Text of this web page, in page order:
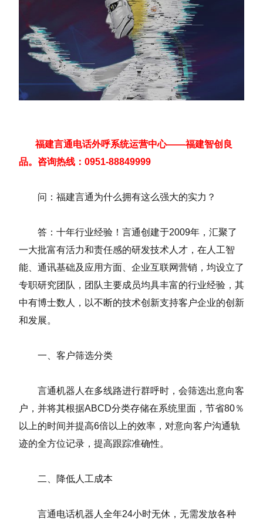
福建言通电话外呼系统运营中心——福建智创良
品。咨询热线：0951-88849999
问：福建言通为什么拥有这么强大的实力？
答：十年行业经验！言通创建于2009年，汇聚了
一大批富有活力和责任感的研发技术人才，在人工智
能、通讯基础及应用方面、企业互联网营销，均设立了
专职研究团队，团队主要成员均具丰富的行业经验，其
中有博士数人，以不断的技术创新支持客户企业的创新
和发展。
一、客户筛选分类
言通机器人在多线路进行群呼时，会筛选出意向客
户，并将其根据ABCD分类存储在系统里面，节省80％
以上的时间并提高6倍以上的效率，对意向客户沟通轨
迹的全方位记录，提高跟踪准确性。
二、降低人工成本
言通电话机器人全年24小时无休，无需发放各种